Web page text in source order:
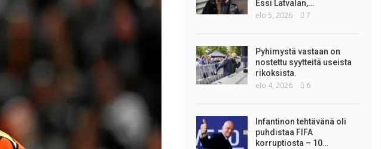
Essi Latvalan,…
elo 5, 2026 7
Pyhimystä vastaan on
nostettu syytteitä useista
rikoksista.
elo 4, 2026 6
Infantinon tehtävänä oli
puhdistaa FIFA
korruptiosta – 10…